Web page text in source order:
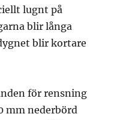
lugnt på
blir långa
blir kortare
för rensning
mm nederbörd